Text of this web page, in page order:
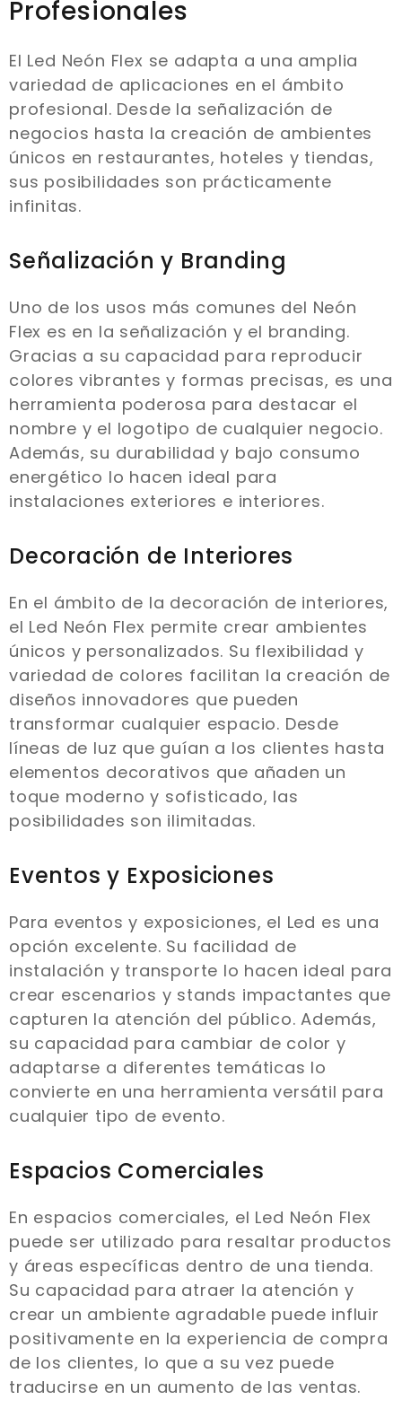
Profesionales
El Led Neón Flex se adapta a una amplia
variedad de aplicaciones en el ámbito
profesional. Desde la señalización de
negocios hasta la creación de ambientes
únicos en restaurantes, hoteles y tiendas,
sus posibilidades son prácticamente
infinitas.
Señalización y Branding
Uno de los usos más comunes del Neón
Flex es en la señalización y el branding.
Gracias a su capacidad para reproducir
colores vibrantes y formas precisas, es una
herramienta poderosa para destacar el
nombre y el logotipo de cualquier negocio.
Además, su durabilidad y bajo consumo
energético lo hacen ideal para
instalaciones exteriores e interiores.
Decoración de Interiores
En el ámbito de la decoración de interiores,
el Led Neón Flex permite crear ambientes
únicos y personalizados. Su flexibilidad y
variedad de colores facilitan la creación de
diseños innovadores que pueden
transformar cualquier espacio. Desde
líneas de luz que guían a los clientes hasta
elementos decorativos que añaden un
toque moderno y sofisticado, las
posibilidades son ilimitadas.
Eventos y Exposiciones
Para eventos y exposiciones, el Led es una
opción excelente. Su facilidad de
instalación y transporte lo hacen ideal para
crear escenarios y stands impactantes que
capturen la atención del público. Además,
su capacidad para cambiar de color y
adaptarse a diferentes temáticas lo
convierte en una herramienta versátil para
cualquier tipo de evento.
Espacios Comerciales
En espacios comerciales, el Led Neón Flex
puede ser utilizado para resaltar productos
y áreas específicas dentro de una tienda.
Su capacidad para atraer la atención y
crear un ambiente agradable puede influir
positivamente en la experiencia de compra
de los clientes, lo que a su vez puede
traducirse en un aumento de las ventas.